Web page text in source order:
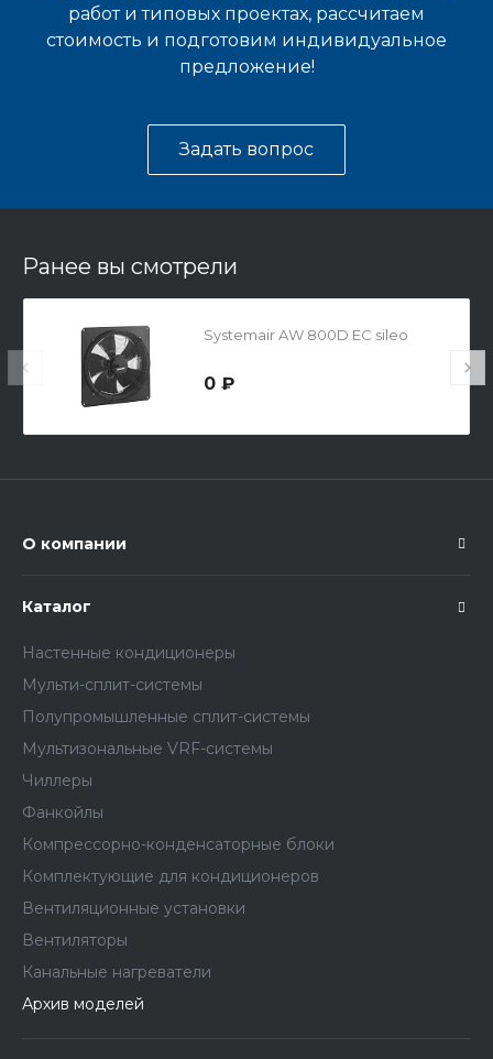
работ и типовых проектах, рассчитаем
стоимость и подготовим индивидуальное
предложение!
Задать вопрос
Ранее вы смотрели
Systemair AW 800D EC sileo
0 ₽
О компании
Каталог
Настенные кондиционеры
Мульти-сплит-системы
Полупромышленные сплит-системы
Мультизональные VRF-системы
Чиллеры
Фанкойлы
Компрессорно-конденсаторные блоки
Комплектующие для кондиционеров
Вентиляционные установки
Вентиляторы
Канальные нагреватели
Архив моделей